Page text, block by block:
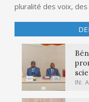
pluralité des voix,
IN: